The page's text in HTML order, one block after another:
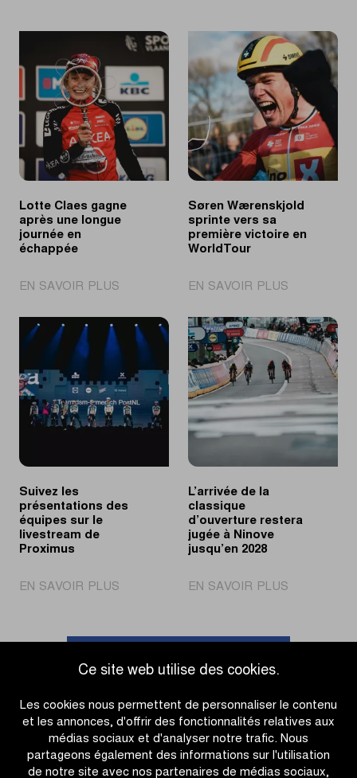
Ce site web utilise des cookies.
Les cookies nous permettent de personnaliser le contenu
et les annonces, d'offrir des fonctionnalités relatives aux
médias sociaux et d'analyser notre trafic. Nous
partageons également des informations sur l'utilisation
de notre site avec nos partenaires de médias sociaux,
Lotte Claes gagne
après une longue
journée en
échappée
EN SAVOIR PLUS
Claes
gagne
une
longue
journée
en
Søren Wærenskjold
sprinte vers sa
première victoire en
WorldTour
EN SAVOIR PLUS
sprinte
vers
sa
première
victoire
en
WorldTour
Suivez les
présentations des
équipes sur le
livestream de
Proximus
EN SAVOIR PLUS
présentations
équipes
le
livestream
de
Proximus
L’arrivée de la
classique
d’ouverture restera
jugée à Ninove
jusqu’en 2028
EN SAVOIR PLUS
la
jugée
à
Ninove
jusqu’en
Accéder à l'aperçu des actualités